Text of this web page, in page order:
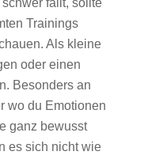
fällt, sollte
Trainings
Als kleine
oder einen
Besonders an
wo du Emotionen
ganz bewusst
es sich nicht wie